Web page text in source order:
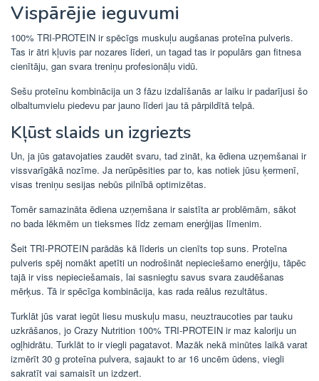
Vispārējie ieguvumi
100% TRI-PROTEIN ir spēcīgs muskuļu augšanas proteīna pulveris.
Tas ir ātri kļuvis par nozares līderi, un tagad tas ir populārs gan fitnesa
cienītāju, gan svara treniņu profesionāļu vidū.
Sešu proteīnu kombinācija un 3 fāzu izdalīšanās ar laiku ir padarījusi šo
olbaltumvielu piedevu par jauno līderi jau tā pārpildītā telpā.
Kļūst slaids un izgriezts
Un, ja jūs gatavojaties zaudēt svaru, tad zināt, ka ēdiena uzņemšanai ir
vissvarīgākā nozīme. Ja nerūpēsities par to, kas notiek jūsu ķermenī,
visas treniņu sesijas nebūs pilnībā optimizētas.
Tomēr samazināta ēdiena uzņemšana ir saistīta ar problēmām, sākot
no bada lēkmēm un tieksmes līdz zemam enerģijas līmenim.
Šeit TRI-PROTEIN parādās kā līderis un cienīts top suns. Proteīna
pulveris spēj nomākt apetīti un nodrošināt nepieciešamo enerģiju, tāpēc
tajā ir viss nepieciešamais, lai sasniegtu savus svara zaudēšanas
mērķus. Tā ir spēcīga kombinācija, kas rada reālus rezultātus.
Turklāt jūs varat iegūt liesu muskuļu masu, neuztraucoties par tauku
uzkrāšanos, jo Crazy Nutrition 100% TRI-PROTEIN ir maz kaloriju un
ogļhidrātu. Turklāt to ir viegli pagatavot. Mazāk nekā minūtes laikā varat
izmērīt 30 g proteīna pulvera, sajaukt to ar 16 uncēm ūdens, viegli
sakratīt vai samaisīt un izdzert.